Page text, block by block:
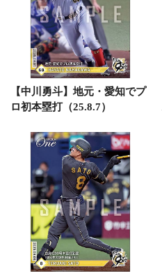
【中川勇斗】地元・愛知でプ
ロ初本塁打（25.8.7）